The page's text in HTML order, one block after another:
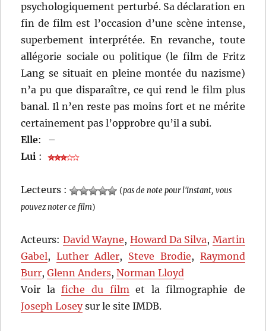
psychologiquement perturbé. Sa déclaration en
fin de film est l’occasion d’une scène intense,
superbement interprétée. En revanche, toute
allégorie sociale ou politique (le film de Fritz
Lang se situait en pleine montée du nazisme)
n’a pu que disparaître, ce qui rend le film plus
banal. Il n’en reste pas moins fort et ne mérite
certainement pas l’opprobre qu’il a subi.
Elle:
–
Lui :
Lecteurs : (pas de note pour l'instant, vous
pouvez noter ce film)
Acteurs: David Wayne, Howard Da Silva, Martin
Gabel,Luther Adler, Steve Brodie, Raymond
Burr,Glenn Anders,Norman Lloyd
Voir lafiche du filmet la filmographie de
Joseph Loseysur le site IMDB.